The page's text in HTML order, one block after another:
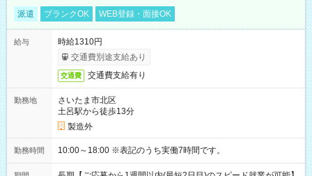
派遣 ブランクOK WEB登録・面接OK
給与
時給1310円
交通費別途支給あり
交通費 交通費支給有り
勤務地
さいたま市北区
土呂駅から徒歩13分
製造外
勤務時間 10:00～18:00 ※表記のうち実働7時間です。